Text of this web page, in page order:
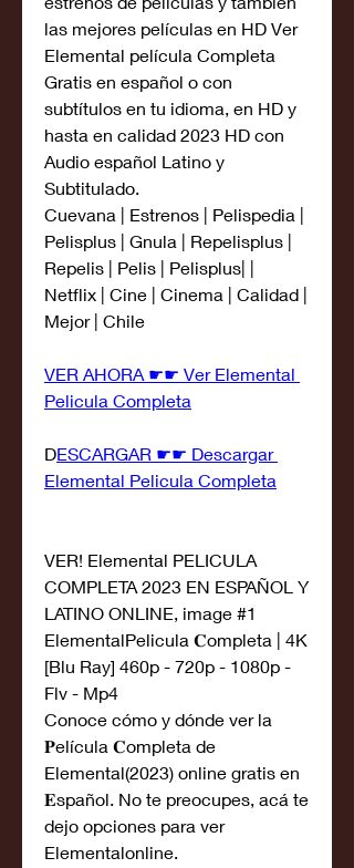
las mejores películas en HD Ver
Elemental película Completa
Gratis en español o con
subtítulos en tu idioma, en HD y
hasta en calidad 2023 HD con
Audio español Latino y
Subtitulado.
Cuevana | Estrenos | Pelispedia |
Pelisplus | Gnula | Repelisplus |
Repelis | Pelis | Pelisplus| |
Netflix | Cine | Cinema | Calidad |
Mejor | Chile
VER AHORA ☛☛ Ver Elemental
Pelicula Completa
DESCARGAR ☛☛ Descargar
Elemental Pelicula Completa
VER! Elemental PELICULA
COMPLETA 2023 EN ESPAÑOL Y
LATINO ONLINE, image #1
ElementalPelicula 𝐂ompleta | 4K
[Blu Ray] 460p - 720p - 1080p -
Flv - Mp4
Conoce cómo y dónde ver la
𝐏elícula 𝐂ompleta de
Elemental(2023) online gratis en
𝐄spañol. No te preocupes, acá te
dejo opciones para ver
Elementalonline.